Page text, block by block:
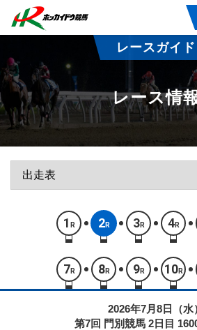
レースガイド
レース情
1 R 2R 3R 4R
7 R 8R 9R 10R
2026年7月8日（水
第7回 門別競馬 2日目